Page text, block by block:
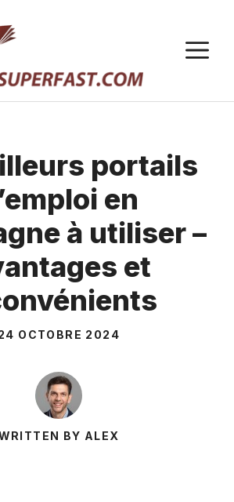
portails
en
à utiliser –
et
OCTOBRE 2024
BY ALEX